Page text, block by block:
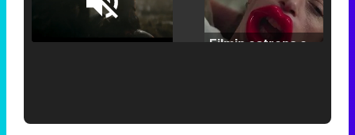
Unmute /